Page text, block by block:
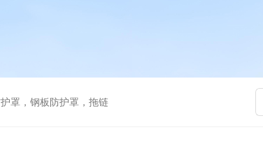
罩，钢板防护罩，拖链